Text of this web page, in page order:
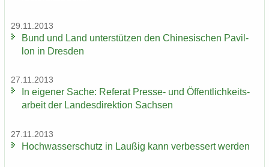
29.11.2013
Bund und Land un­ter­stüt­zen den Chi­ne­si­schen Pa­vil­
lon in Dres­den
27.11.2013
In ei­ge­ner Sache: Re­fe­rat Presse-​ und Öf­fent­lich­keits­
ar­beit der Lan­des­di­rek­ti­on Sach­sen
27.11.2013
Hoch­was­ser­schutz in Lau­ßig kann ver­bes­sert wer­den